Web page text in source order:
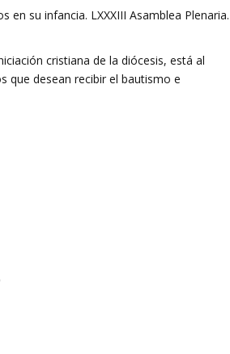
su infancia. LXXXIII Asamblea Plenaria.
cristiana de la diócesis, está al
que desean recibir el bautismo e